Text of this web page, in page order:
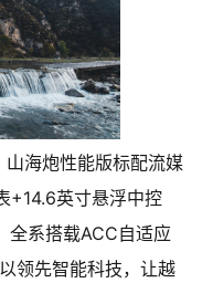
海炮性能版标配流媒
+14.6英寸悬浮中控
全系搭载ACC自适应
领先智能科技，让越